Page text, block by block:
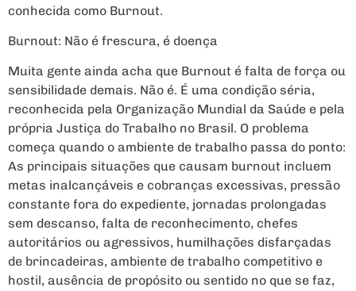
conhecida como Burnout.
Burnout: Não é frescura, é doença
Muita gente ainda acha que Burnout é falta de força ou
sensibilidade demais. Não é. É uma condição séria,
reconhecida pela Organização Mundial da Saúde e pela
própria Justiça do Trabalho no Brasil. O problema
começa quando o ambiente de trabalho passa do ponto:
As principais situações que causam burnout incluem
metas inalcançáveis e cobranças excessivas, pressão
constante fora do expediente, jornadas prolongadas
sem descanso, falta de reconhecimento, chefes
autoritários ou agressivos, humilhações disfarçadas
de brincadeiras, ambiente de trabalho competitivo e
hostil, ausência de propósito ou sentido no que se faz,